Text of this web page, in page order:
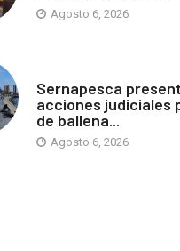
Agosto 6, 2026
Sernapesca
acciones judiciales
de ballena...
Agosto 6, 2026